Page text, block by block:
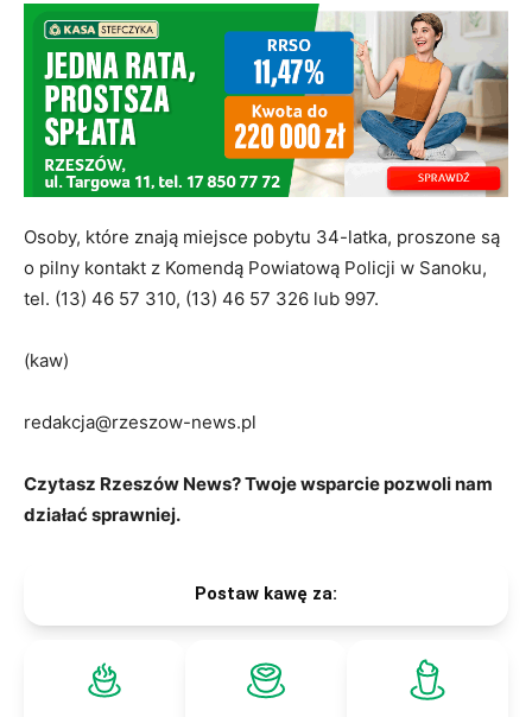
Osoby, które znają miejsce pobytu 34-latka, proszone są
o pilny kontakt z Komendą Powiatową Policji w Sanoku,
tel. (13) 46 57 310, (13) 46 57 326 lub 997.
(kaw)
redakcja@rzeszow-news.pl
Czytasz Rzeszów News? Twoje wsparcie pozwoli nam
działać sprawniej.
Postaw kawę za: